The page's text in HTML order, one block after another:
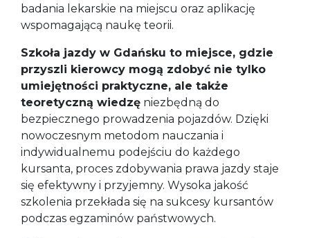
badania lekarskie na miejscu oraz aplikację
wspomagającą naukę teorii.
Szkoła jazdy w Gdańsku to miejsce, gdzie
przyszli kierowcy mogą zdobyć nie tylko
umiejętności praktyczne, ale także
teoretyczną wiedzę niezbędną do
bezpiecznego prowadzenia pojazdów. Dzięki
nowoczesnym metodom nauczania i
indywidualnemu podejściu do każdego
kursanta, proces zdobywania prawa jazdy staje
się efektywny i przyjemny. Wysoka jakość
szkolenia przekłada się na sukcesy kursantów
podczas egzaminów państwowych.